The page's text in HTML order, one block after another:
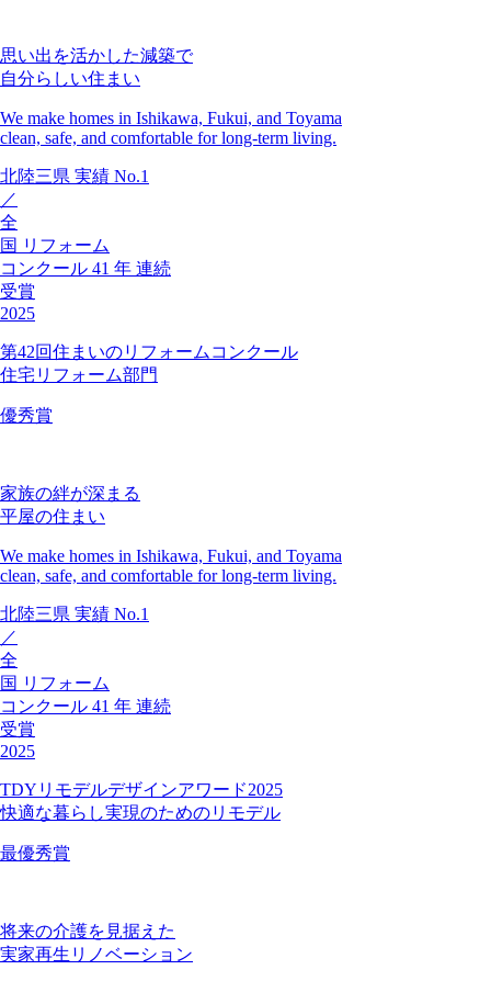
思い出を活かした減築で
自分らしい住まい
We make homes in Ishikawa, Fukui, and Toyama
clean, safe, and comfortable for long-term living.
北陸三県 実績 No.1
／
全
国 リフォーム
コンクール 41 年 連続
受賞
2025
第42回住まいのリフォームコンクール
住宅リフォーム部門
優秀賞
家族の絆が深まる
平屋の住まい
We make homes in Ishikawa, Fukui, and Toyama
clean, safe, and comfortable for long-term living.
北陸三県 実績 No.1
／
全
国 リフォーム
コンクール 41 年 連続
受賞
2025
TDYリモデルデザインアワード2025
快適な暮らし実現のためのリモデル
最優秀賞
将来の介護を見据えた
実家再生リノベーション